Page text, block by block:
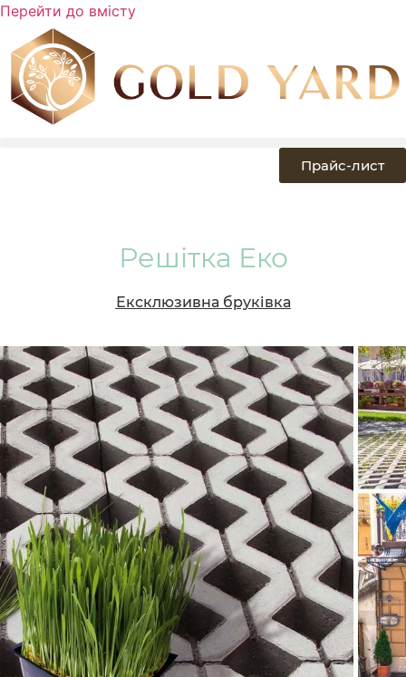
Перейти до вмісту
Прайс-лист
Решітка Еко
Ексклюзивна бруківка